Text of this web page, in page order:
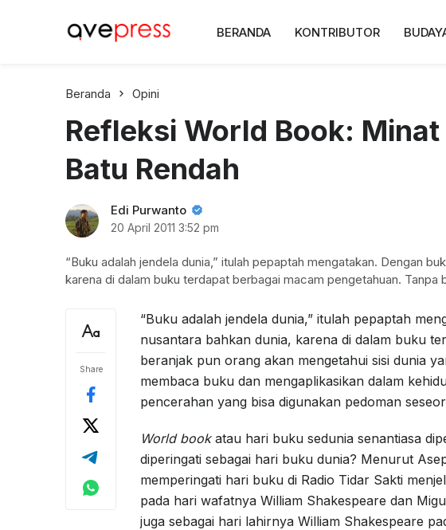
AvePress.com
Belajar dari Komentar
BERANDA KONTRIBUTOR
Beranda Opini
Refleksi World Book:
Batu Rendah
Edi Purwanto
20 April 2011 3:52 pm
“Buku adalah jendela dunia,” itulah pepaptah mengatakan. Dengan
karena di dalam buku terdapat berbagai macam pengetahuan. Tanpa
Share
“Buku adalah jendela dunia,” itulah pepaptah
nusantara bahkan dunia, karena di dalam buku
beranjak pun orang akan mengetahui sisi dunia
membaca buku dan mengaplikasikan dalam
pencerahan yang bisa digunakan pedoman
World bookatau hari buku sedunia senantiasa
diperingati sebagai hari buku dunia? Menurut
memperingati hari buku di Radio Tidar Sakti
pada hari wafatnya William Shakespeare dan
juga sebagai hari lahirnya William Shakespeare